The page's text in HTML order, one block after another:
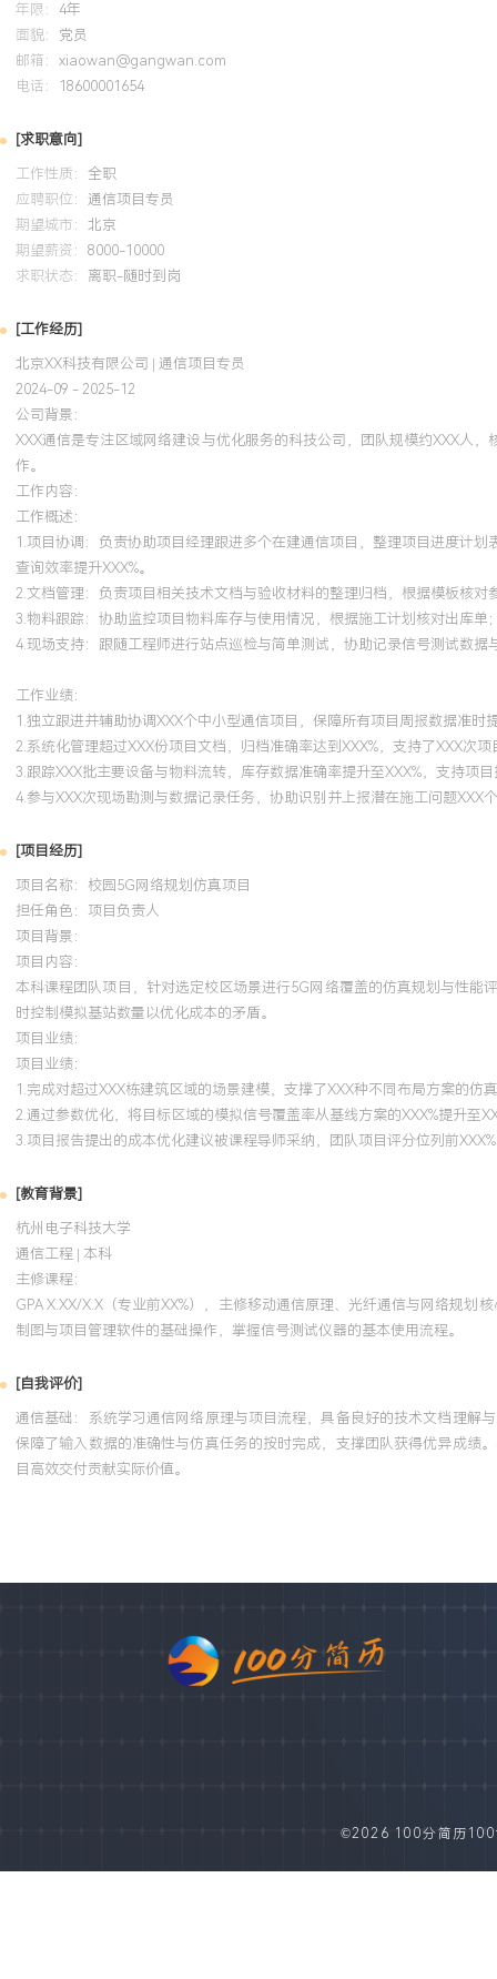
年限： 4年
面貌： 党员
邮箱： xiaowan@gangwan.com
电话：
18600001654
[求职意向]
工作性质： 全职
应聘职位： 通信项目专员
期望城市： 北京
期望薪资： 8000-10000
求职状态： 离职-随时到岗
[工作经历]
北京XX科技有限公司 | 通信项目专员
2024-09 - 2025-12
公司背景：
XXX通信是专注区域网络建设与优化服务的科技公司，团队规模约XXX人
作。
工作内容：
工作概述：
1.项目协调：负责协助项目经理跟进多个在建通信项目，整理项目进度计
查询效率提升XXX%。
2.文档管理：负责项目相关技术文档与验收材料的整理归档，根据模板核
3.物料跟踪：协助监控项目物料库存与使用情况，根据施工计划核对出库
4.现场支持：跟随工程师进行站点巡检与简单测试，协助记录信号测试数
工作业绩：
1.独立跟进并辅助协调XXX个中小型通信项目，保障所有项目周报数据准时
2.系统化管理超过XXX份项目文档，归档准确率达到XXX%，支持了XXX次项
3.跟踪XXX批主要设备与物料流转，库存数据准确率提升至XXX%，支持项
4.参与XXX次现场勘测与数据记录任务，协助识别并上报潜在施工问题XXX
[项目经历]
项目名称：校园5G网络规划仿真项目
担任角色： 项目负责人
项目背景：
项目内容：
本科课程团队项目，针对选定校区场景进行5G网络覆盖的仿真规划与性
时控制模拟基站数量以优化成本的矛盾。
项目业绩：
项目业绩：
1.完成对超过XXX栋建筑区域的场景建模，支撑了XXX种不同布局方案的仿
2.通过参数优化，将目标区域的模拟信号覆盖率从基线方案的XXX%提升至
3.项目报告提出的成本优化建议被课程导师采纳，团队项目评分位列前
[教育背景]
杭州电子科技大学
通信工程 | 本科
主修课程：
GPA X.XX/X.X（专业前XX%），主修移动通信原理、光纤通信与网络规
制图与项目管理软件的基础操作，掌握信号测试仪器的基本使用流程。
[自我评价]
通信基础：系统学习通信网络原理与项目流程，具备良好的技术文档理解
保障了输入数据的准确性与仿真任务的按时完成，支撑团队获得优异成绩
目高效交付贡献实际价值。
©2026 100分简历